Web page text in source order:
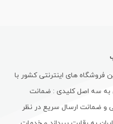
فروشگاه های اینترنتی کشور با
به سه اصل کلیدی : ضمانت
و ضمانت ارسال سریع در نظر